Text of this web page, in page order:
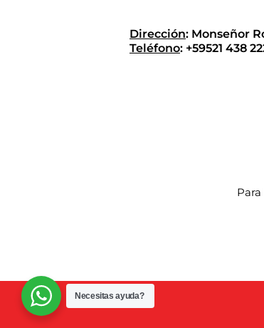
Dirección: Monseñor
Teléfono: +59521 438
Necesitas ayuda?